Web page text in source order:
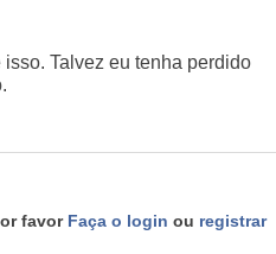
Talvez eu tenha perdido
favor Faça o login ou registrar